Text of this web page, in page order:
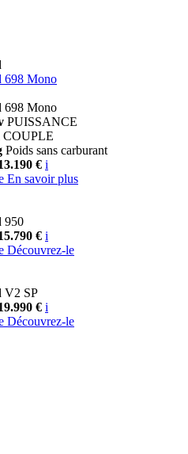
698 Mono
698 Mono
PUISSANCE
COUPLE
Poids sans carburant
€ i
En savoir plus
950
€ i
Découvrez-le
V2 SP
€ i
Découvrez-le